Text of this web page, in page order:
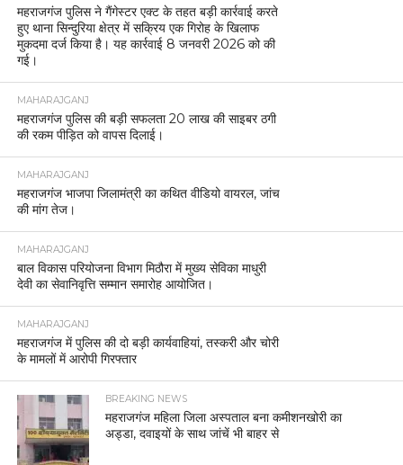
महराजगंज पुलिस ने गैंगेस्टर एक्ट के तहत बड़ी कार्रवाई करते
हुए थाना सिन्दुरिया क्षेत्र में सक्रिय एक गिरोह के खिलाफ
मुकदमा दर्ज किया है। यह कार्रवाई 8 जनवरी 2026 को की
गई।
MAHARAJGANJ
महराजगंज पुलिस की बड़ी सफलता 20 लाख की साइबर ठगी
की रकम पीड़ित को वापस दिलाई।
MAHARAJGANJ
महराजगंज भाजपा जिलामंत्री का कथित वीडियो वायरल, जांच
की मांग तेज।
MAHARAJGANJ
बाल विकास परियोजना विभाग मिठौरा में मुख्य सेविका माधुरी
देवी का सेवानिवृत्ति सम्मान समारोह आयोजित।
MAHARAJGANJ
महराजगंज में पुलिस की दो बड़ी कार्यवाहियां, तस्करी और चोरी
के मामलों में आरोपी गिरफ्तार
BREAKING NEWS
महराजगंज महिला जिला अस्पताल बना कमीशनखोरी का
अड्डा, दवाइयों के साथ जांचें भी बाहर से